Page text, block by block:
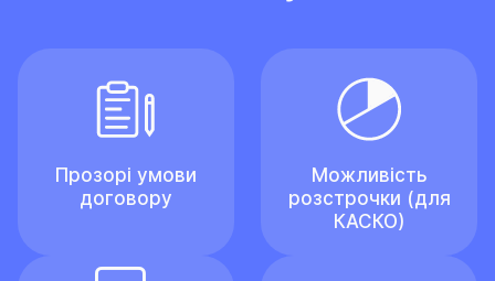
Прозорі умови
договору
Можливість
розстрочки (для
КАСКО)